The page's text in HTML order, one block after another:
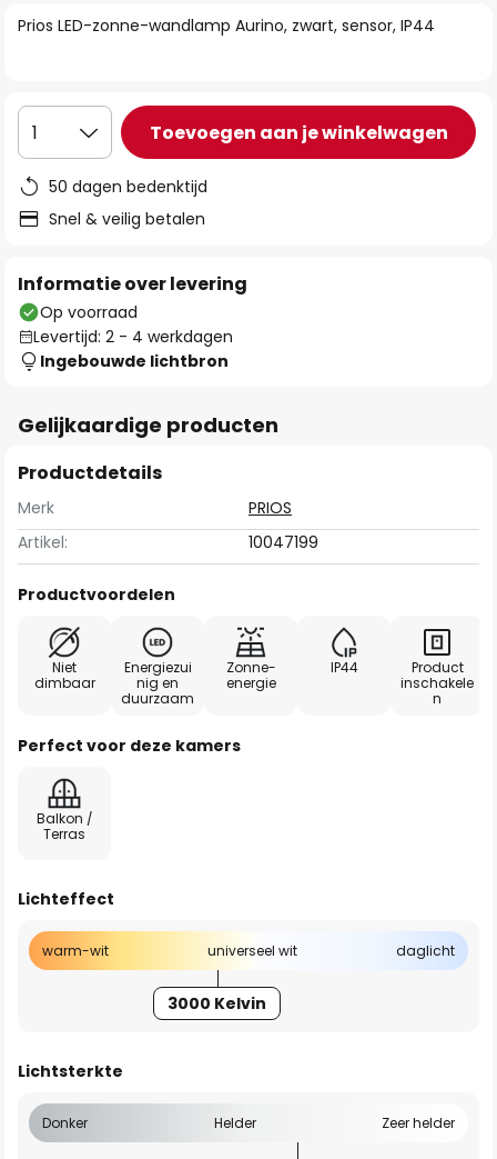
de
Prios LED-zonne-wandlamp Aurino, zwart, sensor, IP44
1 Toevoegen aan je winkelwagen
50 dagen bedenktijd
Snel & veilig betalen
Informatie over levering
Op voorraad
Levertijd: 2 - 4 werkdagen
Ingebouwde lichtbron
Gelijkaardige producten
Productdetails
Merk
PRIOS
Artikel:
10047199
Productvoordelen
Niet
dimbaar
Energiezui
nig en
duurzaam
Zonne-
energie
IP44
Product
inschakele
n
Perfect voor deze kamers
Balkon /
Terras
Lichteffect
warm-wit universeel wit daglicht
3000 Kelvin
Lichtsterkte
Donker Helder Zeer helder